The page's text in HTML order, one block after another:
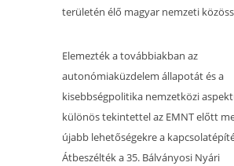
területén élő magyar nemzeti
Elemezték a továbbiakban az
autonómiaküzdelem állapotát és a
kisebbségpolitika nemzetközi
különös tekintettel az EMNT előtt
újabb lehetőségekre a
Átbeszélték a 35. Bálványosi Nyári